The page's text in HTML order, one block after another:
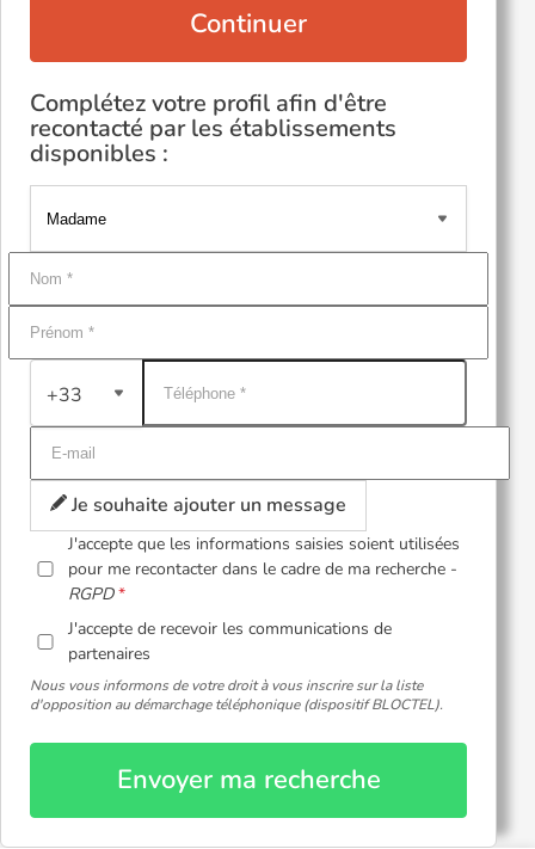
Continuer
Complétez votre profil afin d'être
recontacté par les établissements
disponibles :
+33
Je souhaite ajouter un message
J'accepte que les informations saisies soient utilisées
pour me recontacter dans le cadre de ma recherche -
RGPD
J'accepte de recevoir les communications de
partenaires
Nous vous informons de votre droit à vous inscrire sur la liste
d'opposition au démarchage téléphonique (dispositif BLOCTEL).
Envoyer ma recherche